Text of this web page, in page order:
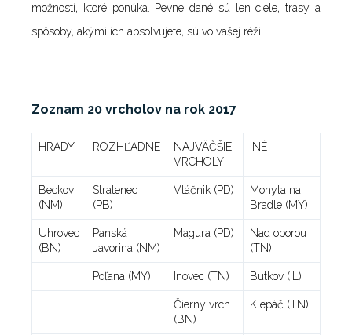
možností, ktoré ponúka. Pevne dané sú len ciele, trasy a
spôsoby, akými ich absolvujete, sú vo vašej réžii.
Zoznam 20 vrcholov na rok 2017
HRADY ROZHĽADNE
NAJVÄČŠIE
VRCHOLY
INÉ
Beckov
(NM)
Stratenec
(PB)
Vtáčnik (PD)
Mohyla na
Bradle (MY)
Uhrovec
(BN)
Panská
Javorina (NM)
Magura (PD)
Nad oborou
(TN)
Poľana (MY) Inovec (TN) Butkov (IL)
Čierny vrch
(BN)
Klepáč (TN)